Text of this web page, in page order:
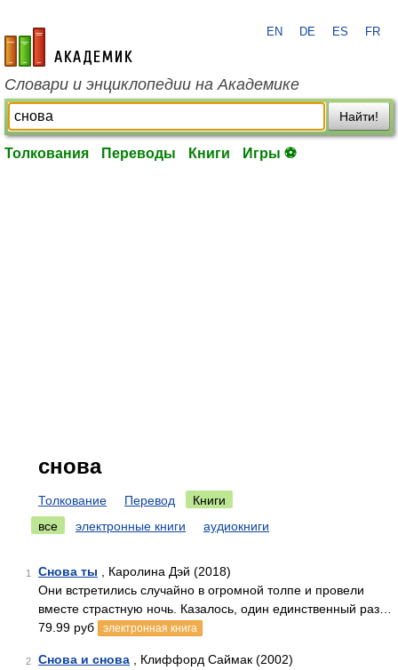
academic.ru
EN DE ES FR
Словари и энциклопедии на Академике
Найти!
Толкования Переводы Книги Игры ⚽
снова
Толкование Перевод
Книги
все
электронные книги аудиокниги
1 Снова ты , Каролина Дэй (2018)
Они встретились случайно в огромной толпе и провели
вместе страстную ночь. Казалось, один единственный раз…
79.99 руб
электронная книга
2 Снова и снова , Клиффорд Саймак (2002)